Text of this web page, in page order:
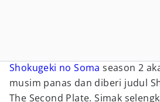
Shokugeki no Soma season 2
musim panas dan diberi judul
The Second Plate. Simak